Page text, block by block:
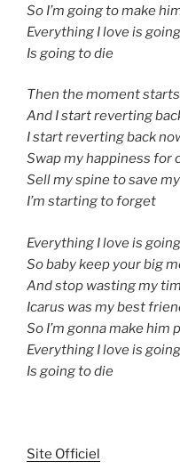
So I’m going to make
Everything I love is
Is going to die
Then the moment
And I start reverting
I start reverting back
Swap my happiness for
Sell my spine to save
I’m starting to forget
Everything I love is
So baby keep your big
And stop wasting my
Icarus was my best
So I’m gonna make him
Everything I love is
Is going to die
Site Officiel